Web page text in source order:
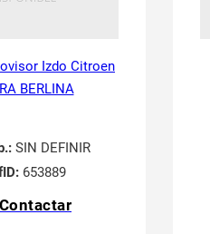
Izdo Citroen
BERLINA
SIN DEFINIR
653889
Contactar